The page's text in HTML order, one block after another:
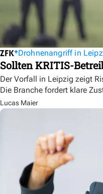
Drohnenangriff in
Sollten KRITIS-
Der Vorfall in Leipzig zeigt
Die Branche fordert klare
Lucas Maier